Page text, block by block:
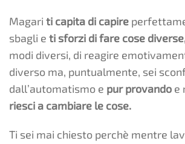
Magari ti capita di capire
sbagli e ti sforzi di fare cose
modi diversi, di reagire
diverso ma, puntualmente, sei
dall’automatismo e pur provando e
riesci a cambiare le cose.
Ti sei mai chiesto perchè mentre